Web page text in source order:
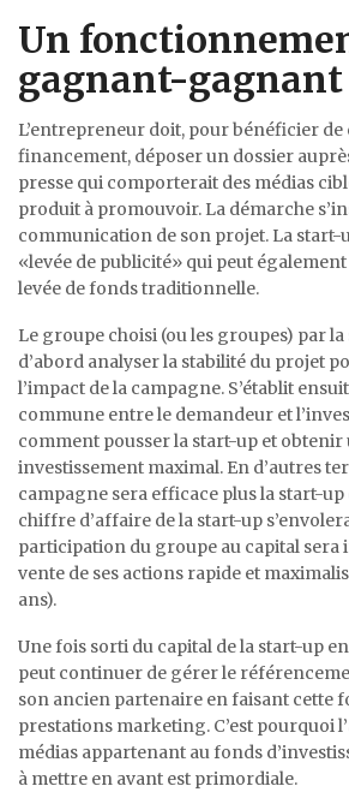
Un
gagnant-gagnant
L’entrepreneur doit, pour bénéficier de
financement, déposer un dossier
presse qui comporterait des médias
produit à promouvoir. La démarche
communication de son projet. La start-
«levée de publicité» qui peut
levée de fonds traditionnelle.
Le groupe choisi (ou les groupes) par
d’abord analyser la stabilité du projet
l’impact de la campagne. S’établit
commune entre le demandeur et
comment pousser la start-up et
investissement maximal. En d’autres
campagne sera efficace plus la start-up
chiffre d’affaire de la start-up
participation du groupe au capital sera
vente de ses actions rapide et
ans).
Une fois sorti du capital de la start-up
peut continuer de gérer le
son ancien partenaire en faisant cette
prestations marketing. C’est pourquoi
médias appartenant au fonds
à mettre en avant est primordiale.